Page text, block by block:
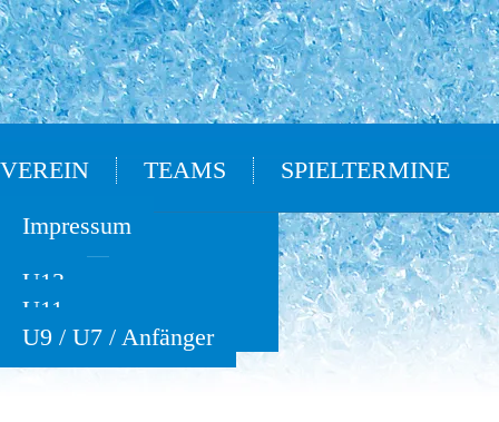
VEREIN TEAMS
Oldies
U13
U11
U9 / U7 / Anfänger
SPIELTERMINE
Impressum